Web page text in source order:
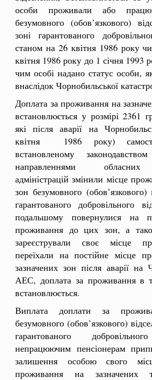
особи проживали або
безумовного (обов’язкового)
зоні гарантованого
станом на 26 квітня 1986 року
квітня 1986 року до 1 січня 1993
чим особі надано статус особи,
внаслідок Чорнобильської
Доплата за проживання на
встановлюється у розмірі 2361
які після аварії на
квітня 1986 року)
встановленому
направленнями
адміністрацій змінили місце
зон безумовного (обов’язкового)
гарантованого добровільного
подальшому повернулися на
проживання до цих зон, а
зареєстрували своє місце
переїхали на постійне місце
зазначених зон після аварії на
АЕС, доплата за проживання в
встановлюється.
Виплата доплати за
безумовного (обов’язкового)
гарантованого
непрацюючим пенсіонерам
залишення особою свого
проживання на зазначених